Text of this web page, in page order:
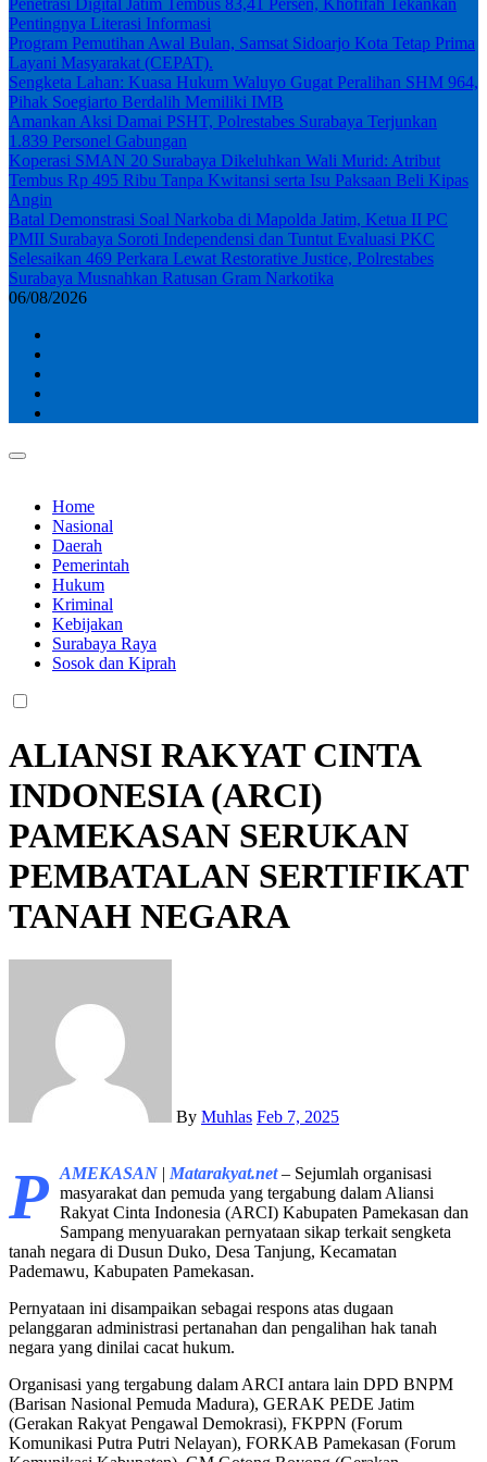
Pentingnya Literasi Informasi
Program Pemutihan Awal Bulan, Samsat Sidoarjo Kota Tetap Prima
Layani Masyarakat (CEPAT).
Sengketa Lahan: Kuasa Hukum Waluyo Gugat Peralihan SHM 964,
Pihak Soegiarto Berdalih Memiliki IMB
Amankan Aksi Damai PSHT, Polrestabes Surabaya Terjunkan
1.839 Personel Gabungan
Koperasi SMAN 20 Surabaya Dikeluhkan Wali Murid: Atribut
Tembus Rp 495 Ribu Tanpa Kwitansi serta Isu Paksaan Beli Kipas
Angin
Batal Demonstrasi Soal Narkoba di Mapolda Jatim, Ketua II PC
PMII Surabaya Soroti Independensi dan Tuntut Evaluasi PKC
Selesaikan 469 Perkara Lewat Restorative Justice, Polrestabes
Surabaya Musnahkan Ratusan Gram Narkotika
06/08/2026
Home
Nasional
Daerah
Pemerintah
Hukum
Kriminal
Kebijakan
Surabaya Raya
Sosok dan Kiprah
ALIANSI RAKYAT CINTA
INDONESIA (ARCI)
PAMEKASAN SERUKAN
PEMBATALAN SERTIFIKAT
TANAH NEGARA
By Muhlas Feb 7, 2025
P AMEKASAN | Matarakyat.net– Sejumlah organisasi
masyarakat dan pemuda yang tergabung dalam Aliansi
Rakyat Cinta Indonesia (ARCI) Kabupaten Pamekasan dan
Sampang menyuarakan pernyataan sikap terkait sengketa
tanah negara di Dusun Duko, Desa Tanjung, Kecamatan
Pademawu, Kabupaten Pamekasan.
Pernyataan ini disampaikan sebagai respons atas dugaan
pelanggaran administrasi pertanahan dan pengalihan hak tanah
negara yang dinilai cacat hukum.
Organisasi yang tergabung dalam ARCI antara lain DPD BNPM
(Barisan Nasional Pemuda Madura), GERAK PEDE Jatim
(Gerakan Rakyat Pengawal Demokrasi), FKPPN (Forum
Komunikasi Putra Putri Nelayan), FORKAB Pamekasan (Forum